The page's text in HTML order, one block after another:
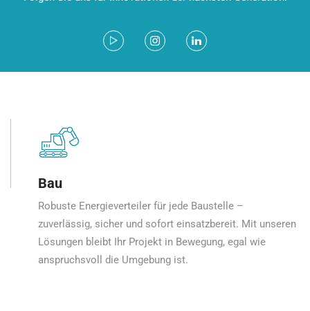
Bau
Robuste Energieverteiler für jede Baustelle –
zuverlässig, sicher und sofort einsatzbereit. Mit unseren
Lösungen bleibt Ihr Projekt in Bewegung, egal wie
anspruchsvoll die Umgebung ist.